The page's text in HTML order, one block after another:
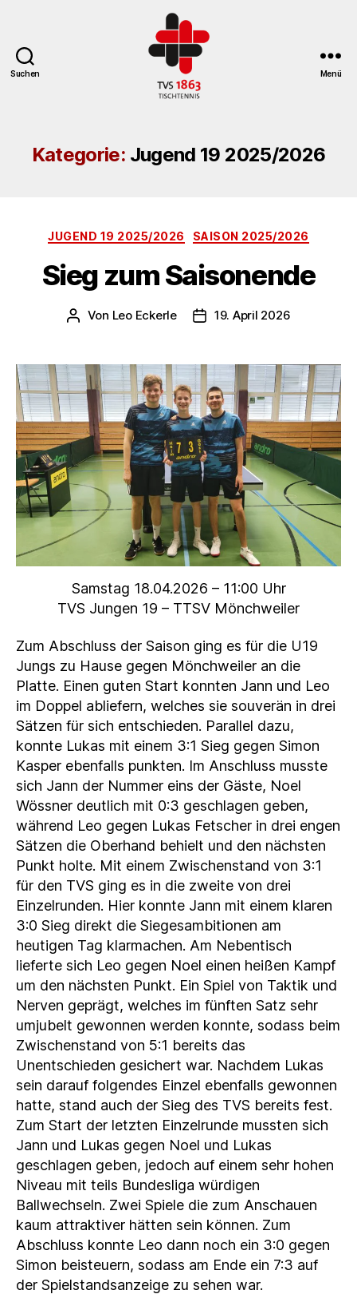
Suchen
Tischtennisabteilung
Menü
Kategorie: Jugend 19 2025/2026
Kategorien
JUGEND 19 2025/2026 SAISON 2025/2026
Sieg zum Saisonende
Beitragsautor
Von Leo Eckerle Veröffentlichungsdatum
19. April 2026
Samstag 18.04.2026 – 11:00 Uhr
TVS Jungen 19 – TTSV Mönchweiler
Zum Abschluss der Saison ging es für die U19
Jungs zu Hause gegen Mönchweiler an die
Platte. Einen guten Start konnten Jann und Leo
im Doppel abliefern, welches sie souverän in drei
Sätzen für sich entschieden. Parallel dazu,
konnte Lukas mit einem 3:1 Sieg gegen Simon
Kasper ebenfalls punkten. Im Anschluss musste
sich Jann der Nummer eins der Gäste, Noel
Wössner deutlich mit 0:3 geschlagen geben,
während Leo gegen Lukas Fetscher in drei engen
Sätzen die Oberhand behielt und den nächsten
Punkt holte. Mit einem Zwischenstand von 3:1
für den TVS ging es in die zweite von drei
Einzelrunden. Hier konnte Jann mit einem klaren
3:0 Sieg direkt die Siegesambitionen am
heutigen Tag klarmachen. Am Nebentisch
lieferte sich Leo gegen Noel einen heißen Kampf
um den nächsten Punkt. Ein Spiel von Taktik und
Nerven geprägt, welches im fünften Satz sehr
umjubelt gewonnen werden konnte, sodass beim
Zwischenstand von 5:1 bereits das
Unentschieden gesichert war. Nachdem Lukas
sein darauf folgendes Einzel ebenfalls gewonnen
hatte, stand auch der Sieg des TVS bereits fest.
Zum Start der letzten Einzelrunde mussten sich
Jann und Lukas gegen Noel und Lukas
geschlagen geben, jedoch auf einem sehr hohen
Niveau mit teils Bundesliga würdigen
Ballwechseln. Zwei Spiele die zum Anschauen
kaum attraktiver hätten sein können. Zum
Abschluss konnte Leo dann noch ein 3:0 gegen
Simon beisteuern, sodass am Ende ein 7:3 auf
der Spielstandsanzeige zu sehen war.